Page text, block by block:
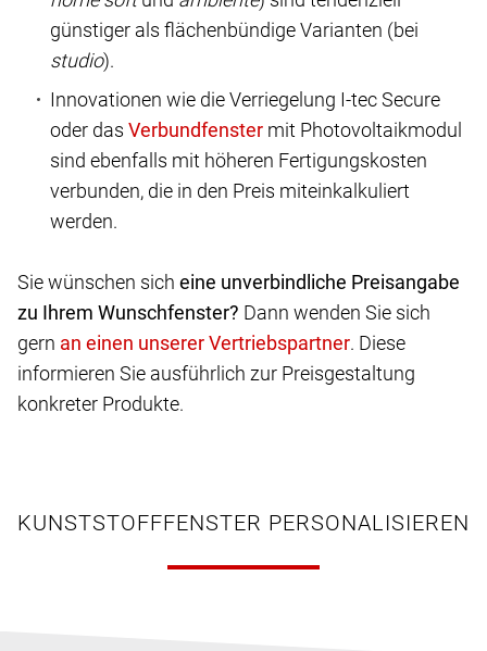
günstiger als flächenbündige Varianten (bei
studio).
Innovationen wie die Verriegelung I-tec Secure
oder das
mit Photovoltaikmodul
sind ebenfalls mit höheren Fertigungskosten
verbunden, die in den Preis miteinkalkuliert
werden.
Sie wünschen sich eine unverbindliche Preisangabe
zu Ihrem Wunschfenster? Dann wenden Sie sich
gern
. Diese
informieren Sie ausführlich zur Preisgestaltung
konkreter Produkte.
KUNSTSTOFFFENSTER PERSONALISIEREN